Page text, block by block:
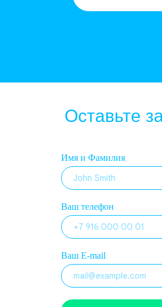
Имя и Фамилия
Ваш телефон
Ваш E-mail
Оставьте